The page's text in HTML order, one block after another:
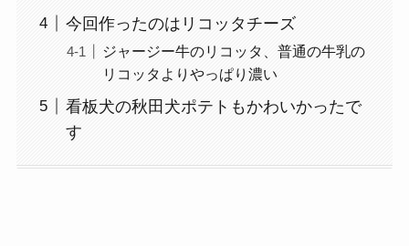
今回作ったのはリコッタチーズ
ジャージー牛のリコッタ、普通の牛乳の
リコッタよりやっぱり濃い
看板犬の秋田犬ポテトもかわいかったで
す